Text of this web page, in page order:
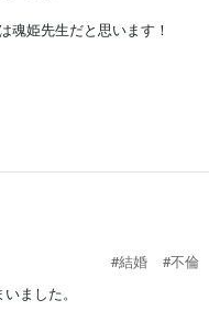
魂姫先生だと思います！
#結婚
#不倫
ました。